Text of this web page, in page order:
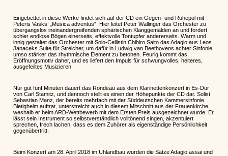
Eingebettet in diese Werke findet sich auf der CD ein Gegen- und Ruhepol mit
Peteris Vasks’ „Musica adventus“. Hier leitet Peter Wallinger das Orchester zu
übergangslos ineinandergreifenden sphärischen Klanggemälden an und fordert
schier endlose Bögen einerseits, effektvolle Tontupfer andererseits. Warm und
innig gestaltet das Orchester mit Solo-Cellistin Chihiro Saito das Adagio aus Leos
Janaceks Suite für Streicher, um dafür in Ludwig van Beethovens achter Sinfonie
umso stärker das rhythmische Element zu betonen. Feurig kommt das
Eröffnungsmotiv daher, und es liefert den Impuls für schwungvolles, heiteres,
ausgefeiltes Musizieren.
Nur gut fünf Minuten dauert das Rondeau aus dem Klarinettenkonzert in Es-Dur
von Carl Stamitz, und dennoch stellt es einen der Höhepunkte der CD dar. Solist
Sebastian Manz, der bereits mehrfach mit der Süddeutschen Kammersinfonie
Bietigheim auftrat, unterstreicht auch in diesem Mitschnitt aus der Frauenkirche,
weshalb er beim ARD-Wettbewerb mit dem Ersten Preis ausgezeichnet wurde. Er
lässt sein Instrument so selbstverständlich volltönend singen, akzentuiert
sprechen, frech lachen, dass es dem Zuhörer als eigenständige Persönlichkeit
gegenübertritt.
Beim Konzert am 28. April 2018 im Uhlandbau wurden die Sätze Adagio assai und